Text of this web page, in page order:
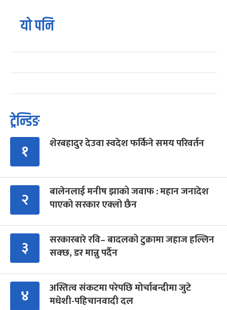
यो पनि
ट्रेन्डिङ
१ शेरबहादुर देउवा स्वदेश फर्किने समय परिवर्तन
२
बालेनलाई मनीष झाको जवाफ : महान जनादेश
पाएको सरकार एक्लो छैन
३
सरकारबारे रवि– बादलको टुक्रामा जहाज हल्लिन
सक्छ, डर मान्नु पर्दैन
४
अस्तित्व संकटमा परेपछि मोर्चाबन्दीमा जुटे
मधेशी-पहिचानवादी दल